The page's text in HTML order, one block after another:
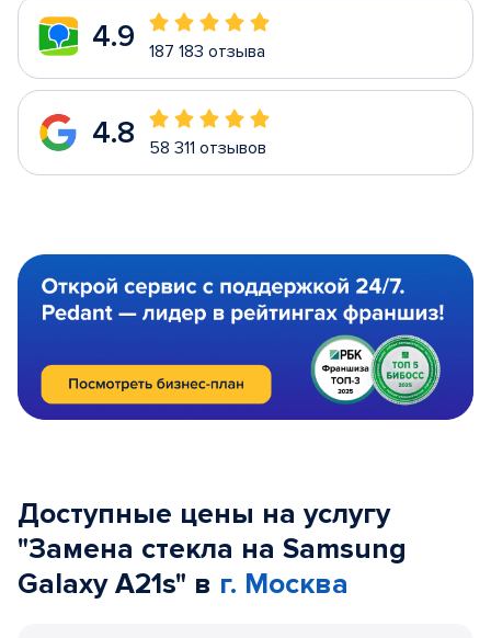
4.9 187 183 отзыва
4.8 58 311 отзывов
Доступные цены на услугу
"Замена стекла на Samsung
Galaxy A21s" в г. Москва